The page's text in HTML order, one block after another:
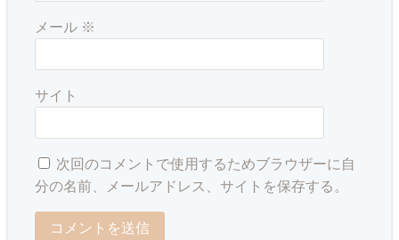
メール ※
サイト
次回のコメントで使用するためブラウザーに自
分の名前、メールアドレス、サイトを保存する。